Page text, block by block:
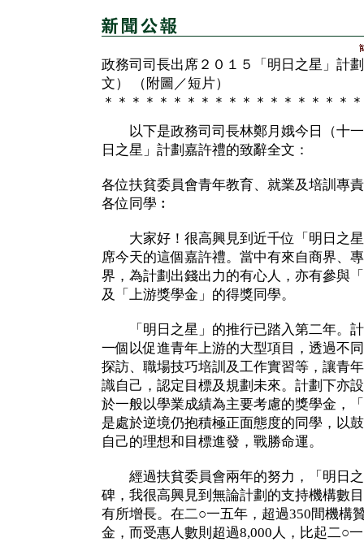
政務司司長出席２０１５「明日之星」計
文） （附圖／短片）
＊＊＊＊＊＊＊＊＊＊＊＊＊＊＊＊＊＊
以下是政務司司長林鄭月娥今日（十一
日之星」計劃嘉許禮的致辭全文：
各位扶貧委員會青年教育、就業及培訓專
各位同學︰
大家好！很高興見到近千位「明日之星
席今天的這個嘉許禮。當中有來自商界、
界，為計劃出錢出力的有心人，亦有參與
及「上游獎學金」的得獎同學。
「明日之星」的推行已踏入第二年。計
一個以促進青年上游的大型項目，透過不
探訪、職場技巧培訓及工作實習等，讓青
識自己，認定目標及規劃未來。計劃下亦
於一般以學業成績為主要考慮的獎學金，
是處於逆境仍抱積極正面態度的同學，以
自己的理想和目標進發，戰勝命運。
經過扶貧委員會兩年的努力，「明日之
碑，我很高興見到無論計劃的支持機構數
有所增長。在二○一五年，超過350間機構
金，而受惠人數則超過8,000人，比起二○